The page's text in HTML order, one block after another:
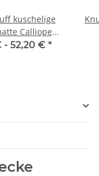
kuschelige
Calliope
Material
- 52,20 € *